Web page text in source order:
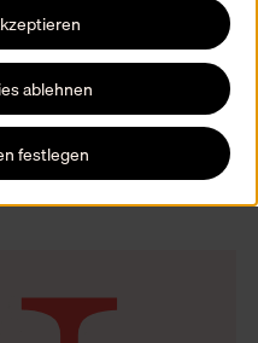
Zwecke genutzt werden,
Ein Verstoß kann als
Sie, dass nur eine
ein solches blaues
Beleg für die
und Zukunft der
ablehnen
festlegen